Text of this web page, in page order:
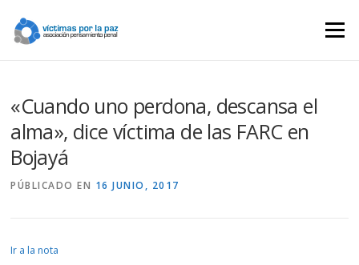
contenido
Menú
«Cuando uno perdona, descansa el
alma», dice víctima de las FARC en
Bojayá
PÚBLICADO EN 16 JUNIO, 2017
Ir a la nota